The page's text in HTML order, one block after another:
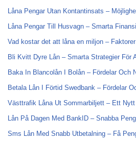
Låna Pengar Utan Kontantinsats –
Låna Pengar Till Husvagn – Smarta
Vad kostar det att låna en miljon –
Bli Kvitt Dyre Lån – Smarta Strategier För
Baka In Blancolån I Bolån – Fördelar Och
Betala Lån I Förtid Swedbank – Fördelar
Västtrafik Låna Ut Sommarbiljett – Ett
Lån På Dagen Med BankID – Snabba
Sms Lån Med Snabb Utbetalning – Få